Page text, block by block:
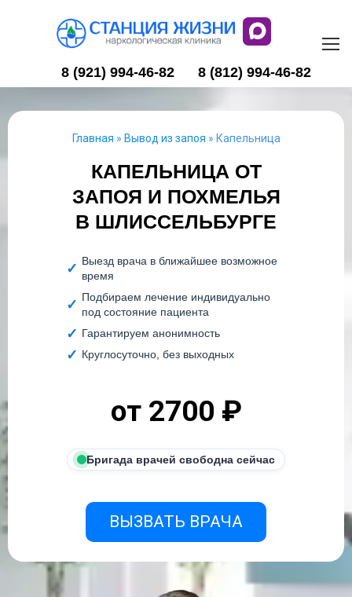
8 (921) 994-46-82 8 (812) 994-46-82
Главная » Вывод из запоя » Капельница
КАПЕЛЬНИЦА ОТ
ЗАПОЯ И ПОХМЕЛЬЯ
В ШЛИССЕЛЬБУРГЕ
Выезд врача в ближайшее возможное
время
Подбираем лечение индивидуально
под состояние пациента
Гарантируем анонимность
Круглосуточно, без выходных
от 2700 ₽
Бригада врачей свободна сейчас
ВЫЗВАТЬ ВРАЧА